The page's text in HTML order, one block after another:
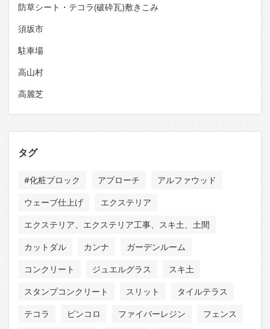
防草シート・テコラ(破砕瓦)敷きこみ
須坂市
駐車場
高山村
高麗芝
タグ
#化粧ブロック アプローチ
アルファウッド
ウェーブ仕上げ
エクステリア
エクステリア、エクステリア工事、スキ土、土間
カットダル
カンナ
ガーデンルーム
コンクリート
ジュエルグラス
スキ土
スタンプコンクリート
スリット
タイルテラス
テコラ
ピンコロ ファイバーレジン
フェンス